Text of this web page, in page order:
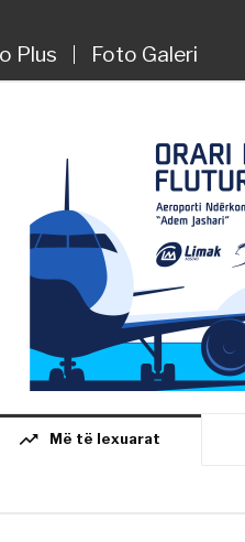
Plus Foto Galeri
trending_up Më të lexuarat